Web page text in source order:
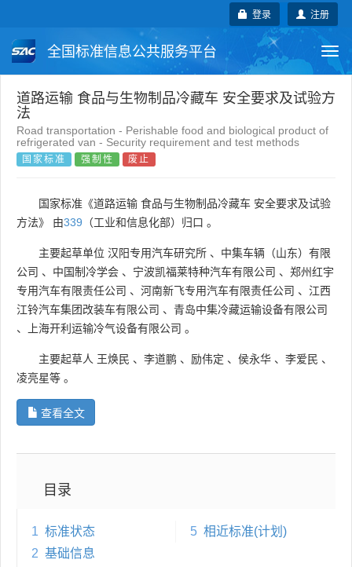
注册
登录
全国标准信息公共服务平台
国家标准 行业标准 地方标准
团体标准 企业标准 国际标准
道路运输 食品与生物制品冷藏车 安全要求及试验方
法
Road transportation - Perishable food and biological product of
refrigerated van - Security requirement and test methods
国家标准 强制性 废止
国家标准《道路运输 食品与生物制品冷藏车 安全要求及试验
方法》 由339 （工业和信息化部）归口 。
主要起草单位 汉阳专用汽车研究所 、 中集车辆（山东）有限
公司 、 中国制冷学会 、 宁波凯福莱特种汽车有限公司 、 郑州红宇
专用汽车有限责任公司 、 河南新飞专用汽车有限责任公司 、 江西
江铃汽车集团改装车有限公司 、 青岛中集冷藏运输设备有限公司
、
上海开利运输冷气设备有限公司 。
主要起草人 王焕民 、 李道鹏 、 励伟定 、 侯永华 、 李爱民 、
凌亮星等 。
查看全文
目录
1 标准状态
2 基础信息
5 相近标准(计划)